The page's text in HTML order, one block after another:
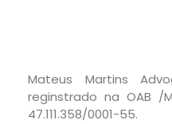
Mateus Martins
reginstrado na OAB /
47.111.358/0001-55.